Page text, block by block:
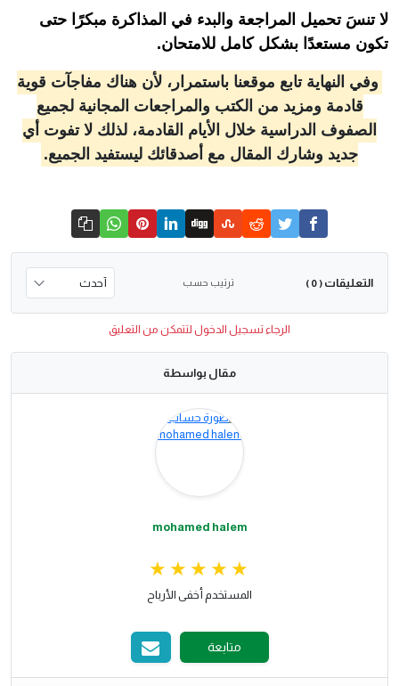
لا تنسَ تحميل المراجعة والبدء في المذاكرة مبكرًا حتى
تكون مستعدًا بشكل كامل للامتحان.
وفي النهاية تابع موقعنا باستمرار، لأن هناك مفاجآت قوية
قادمة ومزيد من الكتب والمراجعات المجانية لجميع
الصفوف الدراسية خلال الأيام القادمة، لذلك لا تفوت أي
جديد وشارك المقال مع أصدقائك ليستفيد الجميع.
التعليقات ( 0 ) ترتيب حسب
الرجاء تسجيل الدخول لتتمكن من التعليق
مقال بواسطة
mohamed halem
المستخدم أخفى الأرباح
متابعة